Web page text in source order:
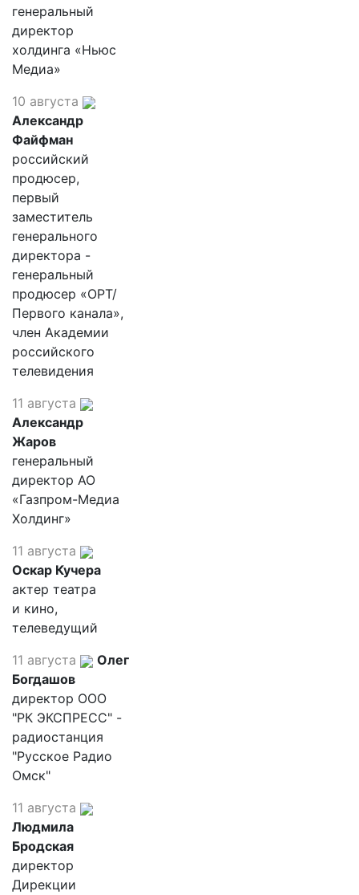
генеральный
директор
холдинга «Ньюс
Медиа»
10 августа
Александр
Файфман
российский
продюсер,
первый
заместитель
генерального
директора -
генеральный
продюсер «ОРТ/
Первого канала»,
член Академии
российского
телевидения
11 августа
Александр
Жаров
генеральный
директор АО
«Газпром-Медиа
Холдинг»
11 августа
Оскар Кучера
актер театра
и кино,
телеведущий
11 августа
Олег
Богдашов
директор ООО
"РК ЭКСПРЕСС" -
радиостанция
"Русское Радио
Омск"
11 августа
Людмила
Бродская
директор
Дирекции